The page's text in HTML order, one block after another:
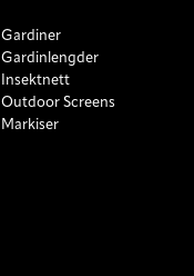
Gardiner
Gardinlengder
Insektnett
Outdoor Screens
Markiser